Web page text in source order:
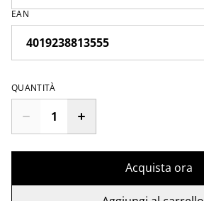
EAN
QUANTITÀ
Acquista ora